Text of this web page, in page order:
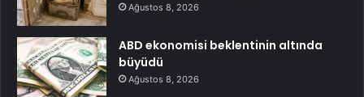
Ağustos 8, 2026
ABD ekonomisi beklentinin altında
büyüdü
Ağustos 8, 2026